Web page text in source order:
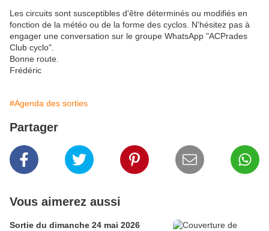
Les circuits sont susceptibles d'être déterminés ou modifiés en
fonction de la météo ou de la forme des cyclos. N'hésitez pas à
engager une conversation sur le groupe WhatsApp "ACPrades
Club cyclo".
Bonne route.
Frédéric
#Agenda des sorties
Partager
Vous aimerez aussi
Sortie du dimanche 24 mai 2026